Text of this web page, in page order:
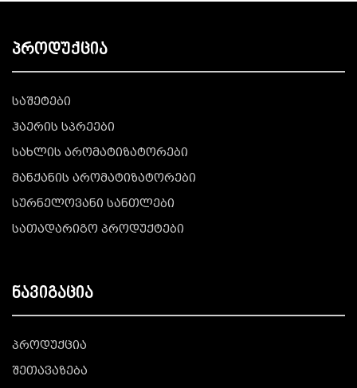
პროდუქცია
საშეტები
ჰაერის სპრეები
სახლის არომატიზატორები
მანქანის არომატიზატორები
სურნელოვანი სანთლები
სათადარიგო პროდუქტები
ნავიგაცია
პროდუქცია
შეთავაზება